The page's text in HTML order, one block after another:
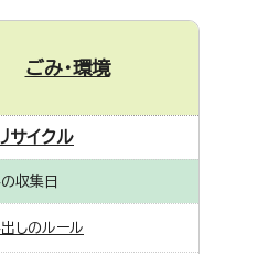
ごみ・環境
サイクル
収集日
しのルール